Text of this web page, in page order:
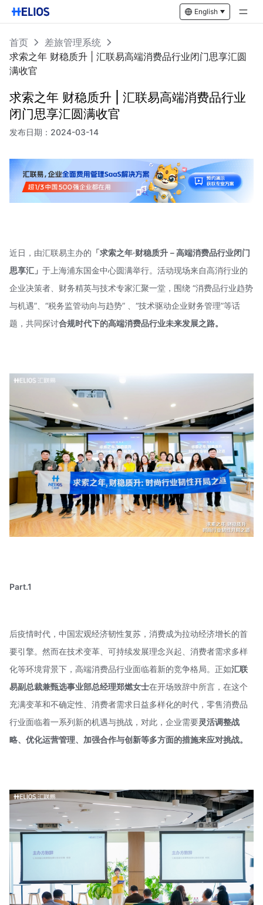
English
首页
差旅管理系统
求索之年 财稳质升 | 汇联易高端消费品行业闭门思享汇圆
满收官
求索之年 财稳质升 | 汇联易高端消费品行业
闭门思享汇圆满收官
发布日期： 2024-03-14
近日，由汇联易主办的 「求索之年·财稳质升－高端消费品行业闭门
思享汇」 于上海浦东国金中心圆满举行。活动现场来自高消行业的
企业决策者、财务精英与技术专家汇聚一堂，围绕 “消费品行业趋势
与机遇”、“税务监管动向与趋势” 、“技术驱动企业财务管理”等话
题，共同探讨合规时代下的高端消费品行业未来发展之路。
Part.1
后疫情时代，中国宏观经济韧性复苏，消费成为拉动经济增长的首
要引擎。然而在技术变革、可持续发展理念兴起、消费者需求多样
化等环境背景下，高端消费品行业面临着新的竞争格局。正如汇联
易副总裁兼甄选事业部总经理郑燃女士在开场致辞中所言，在这个
充满变革和不确定性、消费者需求日益多样化的时代，零售消费品
行业面临着一系列新的机遇与挑战，对此，企业需要灵活调整战
略、优化运营管理、加强合作与创新等多方面的措施来应对挑战。